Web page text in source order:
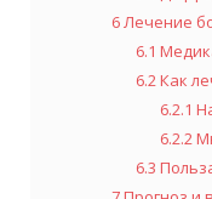
6Лечение
6.1
6.2Как
6.2.1
6.2.2
6.3